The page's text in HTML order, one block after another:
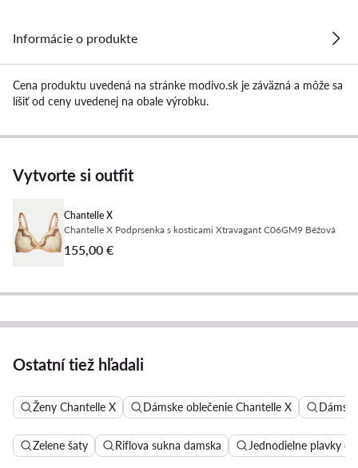
Informácie o produkte
Cena produktu uvedená na stránke modivo.sk je záväzná a môže sa
líšiť od ceny uvedenej na obale výrobku.
Vytvorte si outfit
Chantelle X
Chantelle X Podprsenka s kosticami Xtravagant C06GM9 Béžová
155,00 €
Ostatní tiež hľadali
Ženy Chantelle X Dámske oblečenie Chantelle X
Zelene šaty Riflova sukna damska Jednodielne plavky